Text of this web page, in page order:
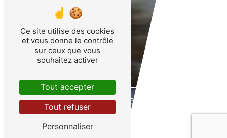
02 99 49 83 28
Ce site utilise des cookies
et vous donne le contrôle
sur ceux que vous
souhaitez activer
Tout accepter
Tout refuser
Personnaliser